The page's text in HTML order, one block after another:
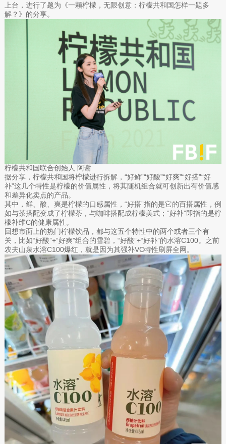
上台，进行了题为《一颗柠檬，无限创意：柠檬共和国怎样一题多
解？》的分享。
柠檬共和国联合创始人 阿谢
据分享，柠檬共和国将柠檬进行拆解，“好鲜”“好酸”“好爽”“好搭”“好
补”这几个特性是柠檬的价值属性，将其随机组合就可创新出有价值感
和差异化卖点的产品。
其中，鲜、酸、爽是柠檬的口感属性，“好搭”指的是它的百搭属性，例
如与茶搭配变成了柠檬茶，与咖啡搭配成柠檬美式；“好补”即指的是柠
檬补维C的健康属性。
回想市面上的热门柠檬饮品，都与这五个特性中的两个或者三个有
关，比如“好酸”+“好爽”组合的雪碧，“好酸”+“好补”的水溶C100。之前
农夫山泉水溶C100爆红，就是因为其强补VC特性刷屏全网。